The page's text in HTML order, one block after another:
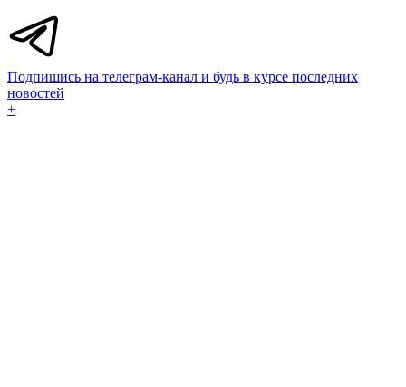
Подпишись на телеграм-канал и будь в курсе последних
новостей
+